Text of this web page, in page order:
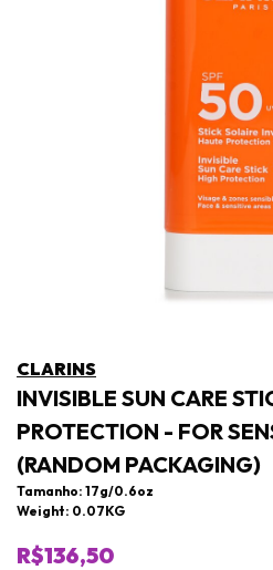
CLARINS
INVISIBLE SUN CARE
PROTECTION - FOR
(RANDOM PACKAGING)
Tamanho: 17g/0.6oz
Weight: 0.07KG
R$136,50